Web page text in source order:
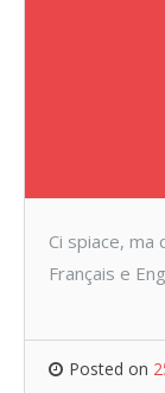
Ci spiace,
Français e
Posted on